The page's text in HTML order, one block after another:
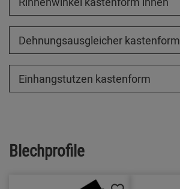
Dehnungsausgleicher kastenform
Einhangstutzen kastenform
Blechprofile